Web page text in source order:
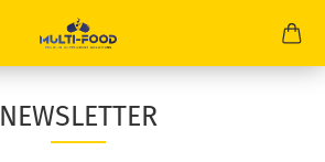
NEWSLETTER